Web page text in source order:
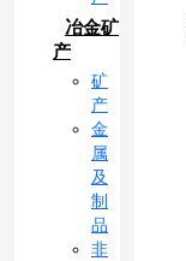
冶金矿
产
矿
产
金
属
及
制
品
非